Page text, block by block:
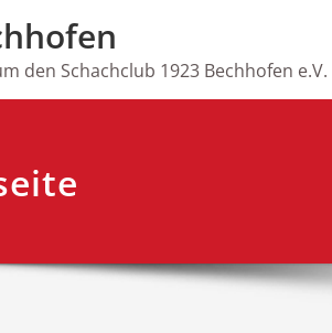
den Schachclub 1923 Bechhofen e.V.